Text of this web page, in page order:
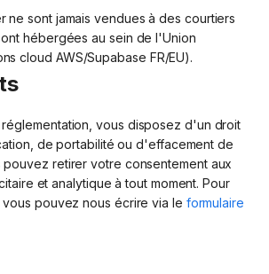
ne sont jamais vendues à des courtiers
hébergées au sein de l'Union
cloud AWS/Supabase FR/EU).
vous disposez d'un droit
de portabilité ou d'effacement de
pouvez retirer votre consentement aux
et analytique à tout moment. Pour
pouvez nous écrire via le formulaire